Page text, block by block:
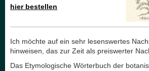
hier bestellen
Ich möchte auf ein sehr lesenswertes
hinweisen, das zur Zeit als preiswerter
Das Etymologische Wörterbuch der